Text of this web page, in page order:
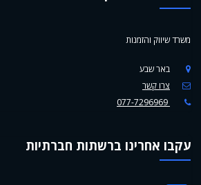
משרד שיווק והזמנות
באר שבע
צרו קשר
עקבו אחרינו ברשתות חברתיות